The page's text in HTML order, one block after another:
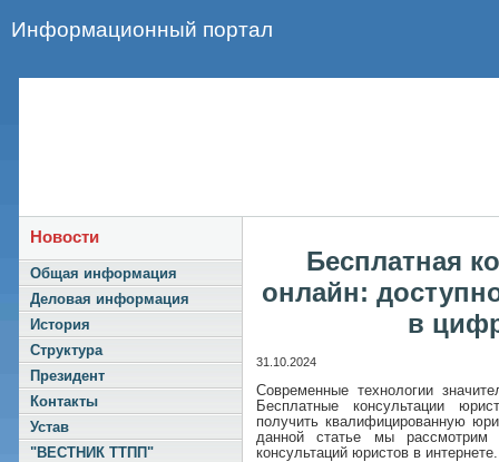
Информационный портал
Новости
Общая информация
Деловая информация
История
Структура
Президент
Контакты
Устав
"ВЕСТНИК ТТПП"
Бесплатная
онлайн:
в
31.10.2024
Современные технологии
Бесплатные консультации
получить квалифицированную
данной статье мы рассмотрим
консультаций юристов в интернете.